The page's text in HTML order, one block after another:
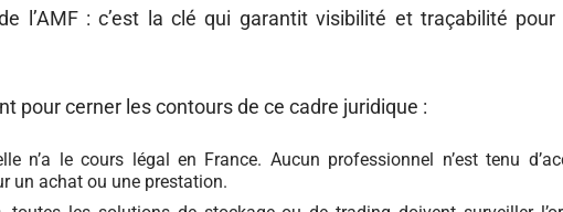
l’AMF : c’est la clé qui garantit visibilité et traçabilité
pour cerner les contours de ce cadre juridique :
n’a le cours légal en France. Aucun professionnel n’est tenu
un achat ou une prestation.